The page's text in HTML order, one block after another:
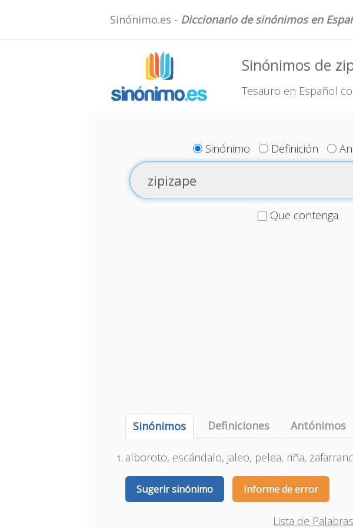
Sinónimo.es - Diccionario de sinónimos en
Sinónimos de
Tesauro en Español
Sinónimo Definición
Que contenga
Sinónimos Definiciones Antónimos
alboroto, escándalo, jaleo, pelea, riña,
Sugerir sinónimo Informe de error
Lista de Palabras